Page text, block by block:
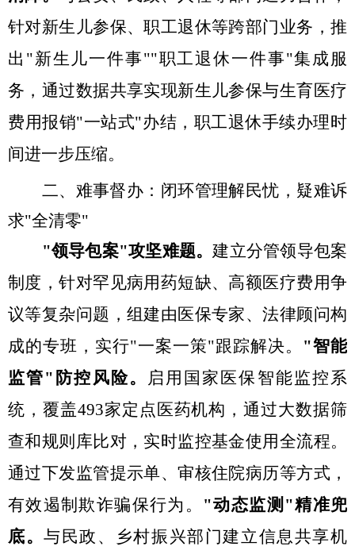
针对新生儿参保、职工退休等跨部门业务，推
出 "新生儿一件事""职工退休一件事"集成服
务，通过数据共享实现新生儿参保与生育医疗
费用报销"一站式"办结，职工退休手续办理时
间进一步压缩。
二、难事督办：闭环管理解民忧，疑难诉
求"全清零"
"领导包案"攻坚难题。建立分管领导包案
制度，针对罕见病用药短缺、高额医疗费用争
议等复杂问题，组建由医保专家、法律顾问构
成的专班，实行"一案一策"跟踪解决。 "智能
监管"防控风险。
启用国家医保智能监控系
统，覆盖493家定点医药机构，通过大数据筛
查和规则库比对，实时监控基金使用全流程。
通过下发监管提示单、审核住院病历等方式 ，
有效遏制欺诈骗保行为。 "动态监测"精准兜
底。与民政、乡村振兴部门建立信息共享机